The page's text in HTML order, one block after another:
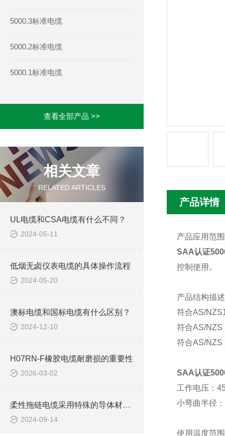
5000.3标准电缆
5000.2标准电缆
5000.1标准电缆
查看全部产品 >>
相关文章
RELATED ARTICLES
UL电缆和CSA电缆有什么不同？
2024-05-11
低烟无卤仪表电缆的具体操作流程
2024-05-20
澳标电缆和国标电缆有什么区别？
2024-12-10
H07RN-F橡胶电缆耐磨损的重要性
2026-03-02
柔性拖链电缆采用特殊的导体材料和绝缘层设计
2024-09-14
产品详情
产品应用范
SAA认证
控制使用。
产品结构描
符合AS/
符合AS/NZS
符合AS/NZS
SAA认证
工作电压：
小弯曲半径
使用温度范